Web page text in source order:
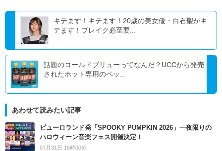
キテます！キテます！20歳の美女優・白石聖がキ
テます！ブレイク必至要...
話題のコールドブリューってなんだ？UCCから発売
されたホット専用のペッ...
あわせて読みたい記事
ピューロランド発「SPOOKY PUMPKIN 2026」一夜限りの
ハロウィーン音楽フェス開催決定！
07月31日 15時00分